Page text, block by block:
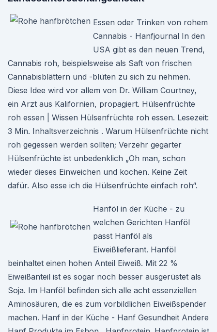
Essen oder Trinken von rohem
Cannabis - Hanfjournal In den
USA gibt es den neuen Trend,
Cannabis roh, beispielsweise als Saft von frischen
Cannabisblättern und -blüten zu sich zu nehmen.
Diese Idee wird vor allem von Dr. William Courtney,
ein Arzt aus Kalifornien, propagiert. Hülsenfrüchte
roh essen | Wissen Hülsenfrüchte roh essen. Lesezeit:
3 Min. Inhaltsverzeichnis . Warum Hülsenfrüchte nicht
roh gegessen werden sollten; Verzehr gegarter
Hülsenfrüchte ist unbedenklich „Oh man, schon
wieder dieses Einweichen und kochen. Keine Zeit
dafür. Also esse ich die Hülsenfrüchte einfach roh“.
Hanföl in der Küche - zu
welchen Gerichten Hanföl
passt Hanföl als
Eiweißlieferant. Hanföl
beinhaltet einen hohen Anteil Eiweiß. Mit 22 %
Eiweißanteil ist es sogar noch besser ausgerüstet als
Soja. Im Hanföl befinden sich alle acht essenziellen
Aminosäuren, die es zum vorbildlichen Eiweißspender
machen. Hanf in der Küche - Hanf Gesundheit Andere